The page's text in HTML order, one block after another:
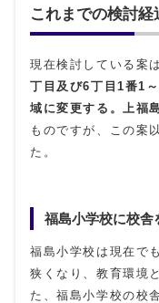
これまでの検討経
現在検討している案は
丁目及び6丁目1番1
域に変更する。上福
ものですが、この案
た。
福島小学校に校舎
福島小学校は現在で
狭くなり、教育環境
た、福島小学校の校